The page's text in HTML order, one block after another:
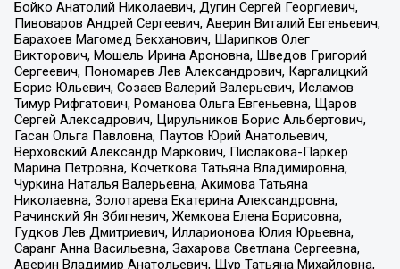
Бойко Анатолий Николаевич, Дугин Сергей Георгиевич,
Пивоваров Андрей Сергеевич, Аверин Виталий Евгеньевич,
Барахоев Магомед Бекханович, Шарипков Олег
Викторович, Мошель Ирина Ароновна, Шведов Григорий
Сергеевич, Пономарев Лев Александрович, Каргалицкий
Борис Юльевич, Созаев Валерий Валерьевич, Исламов
Тимур Рифгатович, Романова Ольга Евгеньевна, Щаров
Сергей Алексадрович, Цирульников Борис Альбертович,
Гасан Ольга Павловна, Паутов Юрий Анатольевич,
Верховский Александр Маркович, Пислакова-Паркер
Марина Петровна, Кочеткова Татьяна Владимировна,
Чуркина Наталья Валерьевна, Акимова Татьяна
Николаевна, Золотарева Екатерина Александровна,
Рачинский Ян Збигневич, Жемкова Елена Борисовна,
Гудков Лев Дмитриевич, Илларионова Юлия Юрьевна,
Саранг Анна Васильевна, Захарова Светлана Сергеевна,
Аверин Владимир Анатольевич, Щур Татьяна Михайловна,